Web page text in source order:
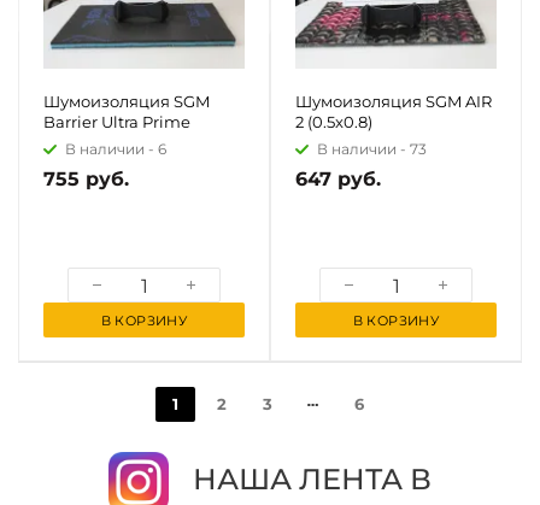
Шумоизоляция SGM
Barrier Ultra Prime
В наличии - 6
755 руб.
В КОРЗИНУ
Шумоизоляция SGM AIR
2 (0.5x0.8)
В наличии - 73
647 руб.
В КОРЗИНУ
1 2 3 6
НАША ЛЕНТА В